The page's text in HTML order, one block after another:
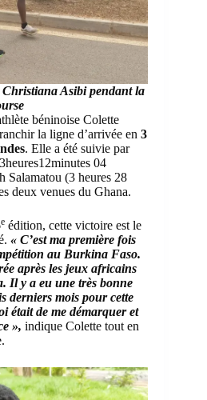
Asibi pendant la
béninoise Colette
la ligne d’arrivée en 3
. Elle a été suivie par
04
Salamatou (3 heures 28
deux venues du Ghana.
e édition, cette victoire est le
« C’est ma première fois
au Burkina Faso.
après les jeux africains
Il y a eu une très bonne
derniers mois pour cette
était de me démarquer et
», indique Colette tout en